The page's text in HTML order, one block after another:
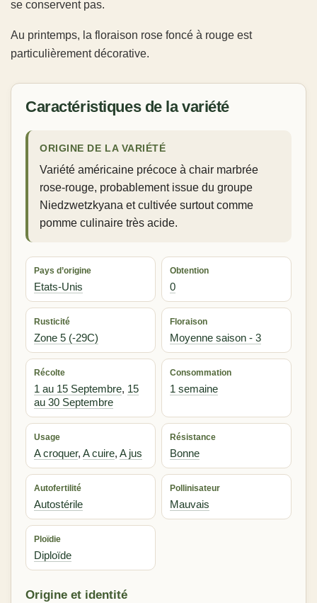
se conservent pas.
Au printemps, la floraison rose foncé à rouge est
particulièrement décorative.
Caractéristiques de la variété
ORIGINE DE LA VARIÉTÉ
Variété américaine précoce à chair marbrée
rose-rouge, probablement issue du groupe
Niedzwetzkyana et cultivée surtout comme
pomme culinaire très acide.
Pays d’origine
Etats-Unis
Obtention
0
Rusticité
Zone 5 (-29C)
Floraison
Moyenne saison - 3
Récolte
1 au 15 Septembre, 15
au 30 Septembre
Consommation
1 semaine
Usage
A croquer, A cuire, A jus
Résistance
Bonne
Autofertilité
Autostérile
Pollinisateur
Mauvais
Ploïdie
Diploïde
Origine et identité